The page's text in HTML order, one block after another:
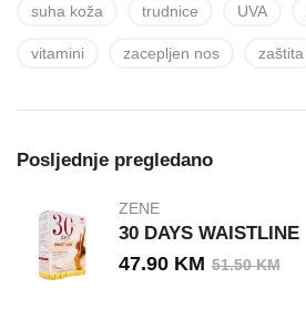
suha koža trudnice UVA
vitamini zacepljen nos zaštita
Posljednje pregledano
ZENE
30 DAYS WAISTLINE
51.50KM
47.90 KM